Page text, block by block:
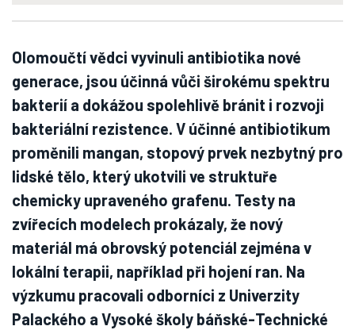
Olomoučtí vědci vyvinuli antibiotika nové
generace, jsou účinná vůči širokému spektru
bakterií a dokážou spolehlivě bránit i rozvoji
bakteriální rezistence. V účinné antibiotikum
proměnili mangan, stopový prvek nezbytný pro
lidské tělo, který ukotvili ve struktuře
chemicky upraveného grafenu. Testy na
zvířecích modelech prokázaly, že nový
materiál má obrovský potenciál zejména v
lokální terapii, například při hojení ran. Na
výzkumu pracovali odborníci z Univerzity
Palackého a Vysoké školy báňské-Technické